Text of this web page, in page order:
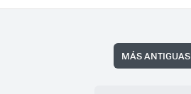
MÁS ANTIGUAS